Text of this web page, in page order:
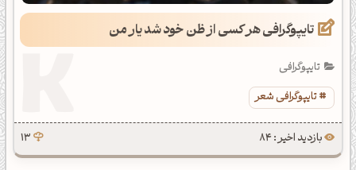
تایپوگرافی هر کسی از ظن خود شد یار من
تایپوگرافی
تایپوگرافی شعر
بازدید اخیر : 84 13